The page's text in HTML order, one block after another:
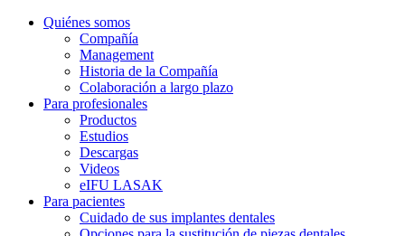
Quiénes somos
Compañía
Management
Historia de la Compañía
Colaboración a largo plazo
Para profesionales
Productos
Estudios
Descargas
Videos
eIFU LASAK
Para pacientes
Cuidado de sus implantes dentales